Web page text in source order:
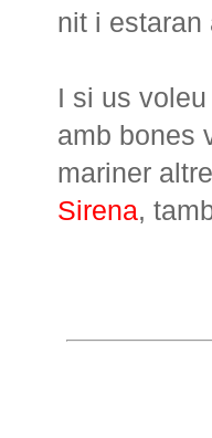
nit i estaran
I si us
amb bones
mariner
Sirena,